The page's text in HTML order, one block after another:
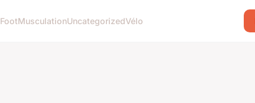
FootMusculationUncategorizedVélo